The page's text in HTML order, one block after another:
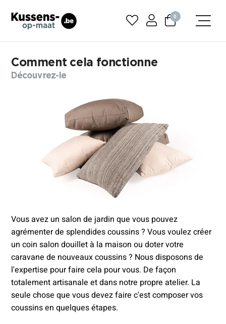
0
Comment cela fonctionne
Découvrez-le
Vous avez un salon de jardin que vous pouvez
agrémenter de splendides coussins ? Vous voulez créer
un coin salon douillet à la maison ou doter votre
caravane de nouveaux coussins ? Nous disposons de
l'expertise pour faire cela pour vous. De façon
totalement artisanale et dans notre propre atelier. La
seule chose que vous devez faire c'est composer vos
coussins en quelques étapes.